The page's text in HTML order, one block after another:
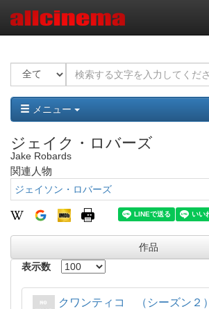
メニュー
ジェイク・ロバーズ
Jake Robards
関連人物
ジェイソン・ロバーズ
作品
表示数
クワンティコ （シーズン２）